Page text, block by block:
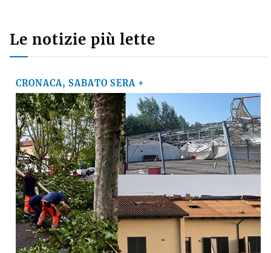
Le notizie più lette
CRONACA, SABATO SERA +